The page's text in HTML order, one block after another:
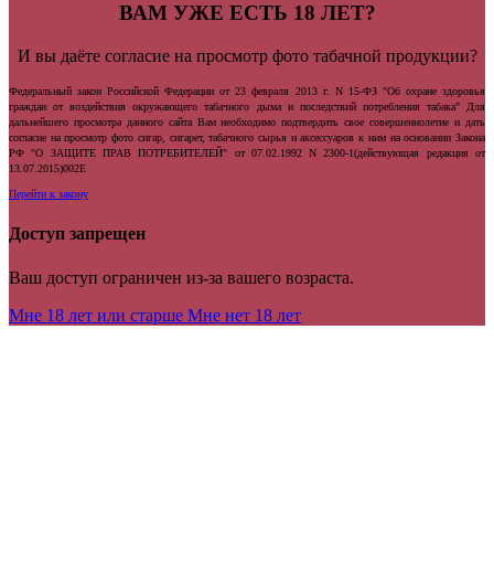
ВАМ УЖЕ ЕСТЬ 18 ЛЕТ?
И вы даёте согласие на просмотр фото табачной продукции?
Федеральный закон Российской Федерации от 23 февраля 2013 г. N 15-ФЗ "Об охране здоровья
граждан от воздействия окружающего табачного дыма и последствий потребления табака" Для
дальнейшего просмотра данного сайта Вам необходимо подтвердить свое совершеннолетие и дать
согласие на просмотр фото сигар, сигарет, табачного сырья и аксессуаров к ним на основании Закона
РФ "О ЗАЩИТЕ ПРАВ ПОТРЕБИТЕЛЕЙ" от 07.02.1992 N 2300-1(действующая редакция от
13.07.2015)002E
Перейти к закону
Доступ запрещен
Ваш доступ ограничен из-за вашего возраста.
Мне 18 лет или старше Мне нет 18 лет